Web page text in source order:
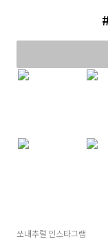
쏘내추럴 인스타그램